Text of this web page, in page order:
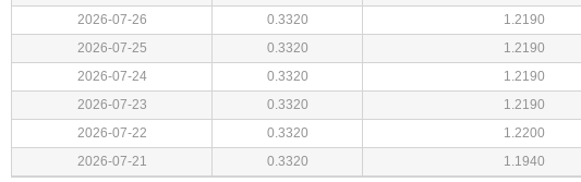
2026-07-26
0.3320
1.2190
2026-07-25
0.3320
1.2190
2026-07-24
0.3320
1.2190
2026-07-23
0.3320
1.2190
2026-07-22
0.3320
1.2200
2026-07-21
0.3320 1.1940